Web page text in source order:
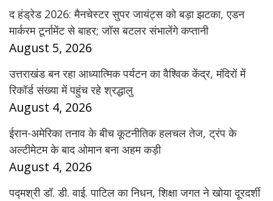
द हंड्रेड 2026: मैनचेस्टर सुपर जायंट्स को बड़ा झटका, एडन
मार्करम टूर्नामेंट से बाहर; जॉस बटलर संभालेंगे कप्तानी
August 5, 2026
उत्तराखंड बन रहा आध्यात्मिक पर्यटन का वैश्विक केंद्र, मंदिरों में
रिकॉर्ड संख्या में पहुंच रहे श्रद्धालु
August 4, 2026
ईरान-अमेरिका तनाव के बीच कूटनीतिक हलचल तेज, ट्रंप के
अल्टीमेटम के बाद ओमान बना अहम कड़ी
August 4, 2026
पद्मश्री डॉ. डी. वाई. पाटिल का निधन, शिक्षा जगत ने खोया दूरदर्शी